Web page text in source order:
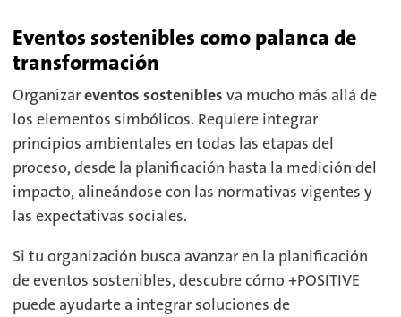
Eventos sostenibles como palanca de
transformación
Organizareventos sostenibles va mucho más allá de
los elementos simbólicos. Requiere integrar
principios ambientales en todas las etapas del
proceso, desde la planificación hasta la medición del
impacto, alineándose con las normativas vigentes y
las expectativas sociales.
Si tu organización busca avanzar en la planificación
de eventos sostenibles, descubre cómo +POSITIVE
puede ayudarte a integrar soluciones de